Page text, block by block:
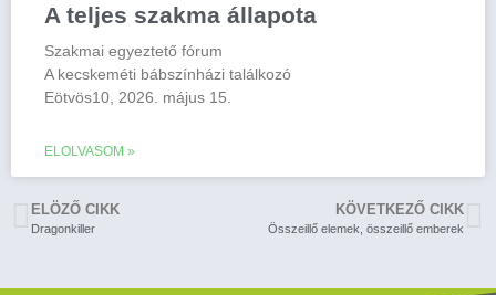
A teljes szakma állapota
Szakmai egyeztető fórum
A kecskeméti bábszínházi találkozó
Eötvös10, 2026. május 15.
ELOLVASOM »
ELÖZŐ CIKK
Dragonkiller
KÖVETKEZŐ CIKK
Összeillő elemek, összeillő emberek